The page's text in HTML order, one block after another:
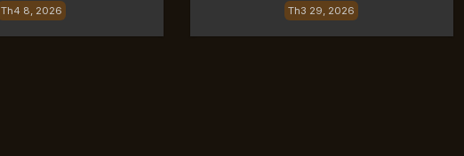
Th4 8, 2026 Th3 29, 2026